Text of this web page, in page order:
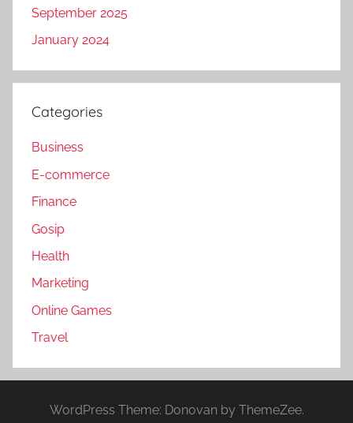
September 2025
January 2024
Categories
Business
E-commerce
Finance
Gosip
Health
Marketing
Online Games
Travel
WordPress Theme: Donovan by ThemeZee.